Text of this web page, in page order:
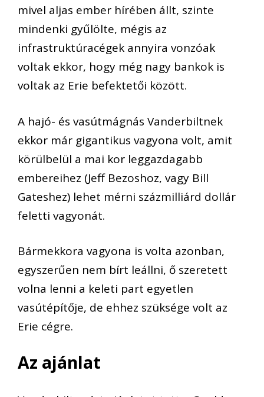
mivel aljas ember hírében állt, szinte
mindenki gyűlölte, mégis az
infrastruktúracégek annyira vonzóak
voltak ekkor, hogy még nagy bankok is
voltak az Erie befektetői között.
A hajó- és vasútmágnás Vanderbiltnek
ekkor már gigantikus vagyona volt, amit
körülbelül a mai kor leggazdagabb
embereihez (Jeff Bezoshoz, vagy Bill
Gateshez) lehet mérni százmilliárd dollár
feletti vagyonát.
Bármekkora vagyona is volta azonban,
egyszerűen nem bírt leállni, ő szeretett
volna lenni a keleti part egyetlen
vasútépítője, de ehhez szüksége volt az
Erie cégre.
Az ajánlat